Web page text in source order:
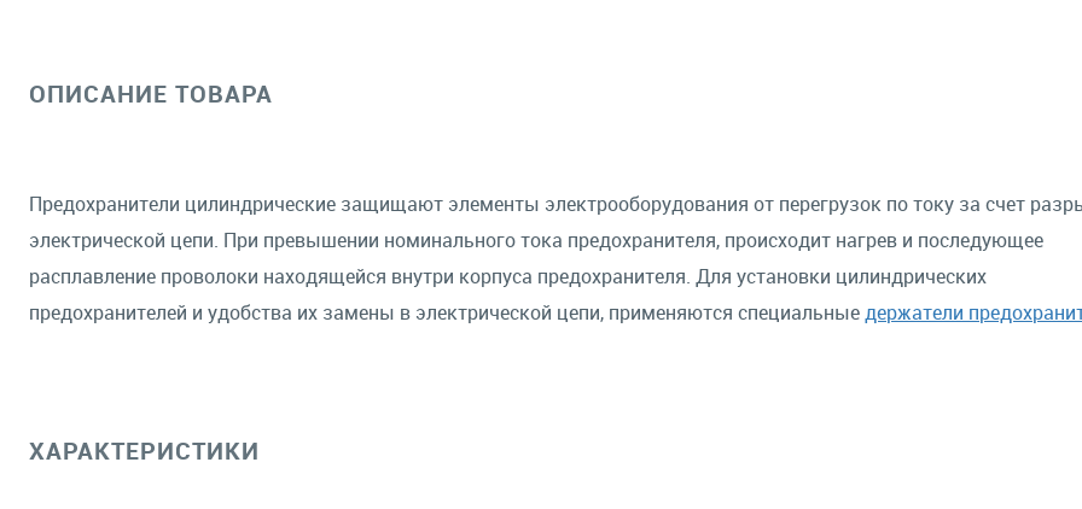
ОПИСАНИЕ ТОВАРА
Предохранители цилиндрические защищают элементы электрооборудования от перегрузок по току за счет
электрической цепи. При превышении номинального тока предохранителя, происходит нагрев и последующее
расплавление проволоки находящейся внутри корпуса предохранителя. Для установки цилиндрических
предохранителей и удобства их замены в электрической цепи, применяются специальныедержатели
ХАРАКТЕРИСТИКИ